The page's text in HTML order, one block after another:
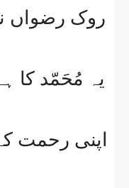
روک رضواں
یہ مُحَمّد کا
اپنی رحمت